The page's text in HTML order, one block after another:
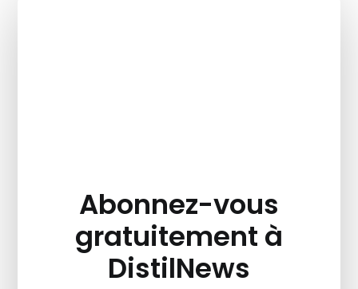
Abonnez-vous
gratuitement à
DistilNews